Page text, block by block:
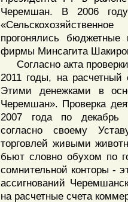
Черемшан. В 2006
прогонялись
фирмы Минсагита
Согласно акта
2011 годы, на
Этими денежками в
Черемшан». Проверка
2007 года по декабрь
согласно своему
торговлей живыми
бьют словно обухом по
сомнительной конторы -
ассигнований
на расчетные счета